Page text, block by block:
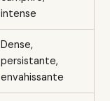
intense
Dense,
persistante,
envahissante